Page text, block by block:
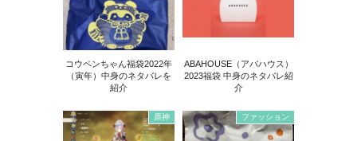
コウペンちゃん福袋2022年
（寅年）中身のネタバレを
紹介
ABAHOUSE（アバハウス）
2023福袋 中身のネタバレ紹
介
原神 ファッション